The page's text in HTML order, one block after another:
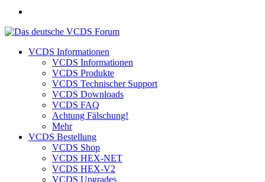
VCDS Informationen
VCDS Informationen
VCDS Produkte
VCDS Technischer Support
VCDS Downloads
VCDS FAQ
Achtung Fälschung!
Mehr
VCDS Bestellung
VCDS Shop
VCDS HEX-NET
VCDS HEX-V2
VCDS Upgrades